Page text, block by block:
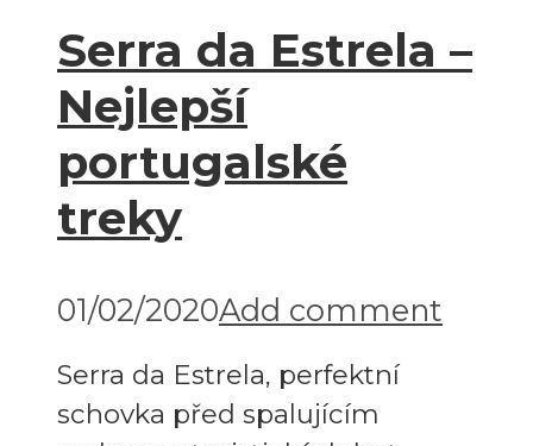
Serra da Estrela –
Nejlepší
portugalské
treky
01/02/2020Add comment
Serra da Estrela, perfektní
schovka před spalujícím